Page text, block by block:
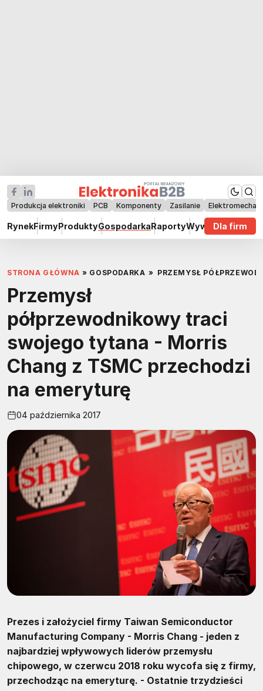
Produkcja elektroniki PCB Komponenty Zasilanie
RynekFirmyProduktyGospodarkaRaportyWywiadyDla firm
STRONA GŁÓWNA » GOSPODARKA » PRZEMYSŁ
Przemysł
półprzewodnikowy traci
swojego tytana - Morris
Chang z TSMC przechodzi
na emeryturę
04 października 2017
Prezes i założyciel firmy Taiwan Semiconductor
Manufacturing Company - Morris Chang - jeden z
najbardziej wpływowych liderów przemysłu
chipowego, w czerwcu 2018 roku wycofa się z firmy,
przechodząc na emeryturę. - Ostatnie trzydzieści